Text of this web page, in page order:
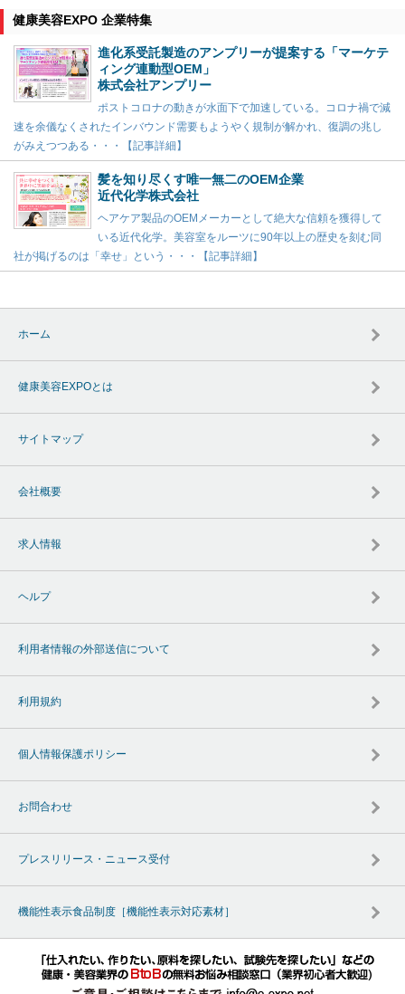
健康美容EXPO 企業特集
進化系受託製造のアンプリーが提案する「マーケテ
ィング連動型OEM」
株式会社アンプリー
ポストコロナの動きが水面下で加速している。コロナ禍で減
速を余儀なくされたインバウンド需要もようやく規制が解かれ、復調の兆し
がみえつつある・・・【記事詳細】
髪を知り尽くす唯一無二のOEM企業
近代化学株式会社
ヘアケア製品のOEMメーカーとして絶大な信頼を獲得して
いる近代化学。美容室をルーツに90年以上の歴史を刻む同
社が掲げるのは「幸せ」という・・・【記事詳細】
ホーム
健康美容EXPOとは
サイトマップ
会社概要
求人情報
ヘルプ
利用者情報の外部送信について
利用規約
個人情報保護ポリシー
お問合わせ
プレスリリース・ニュース受付
機能性表示食品制度［機能性表示対応素材］